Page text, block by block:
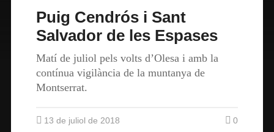
Puig Cendrós i Sant
Salvador de les Espases
Matí de juliol pels volts d’Olesa i amb la
contínua vigilància de la muntanya de
Montserrat.
13 de juliol de 2018 0